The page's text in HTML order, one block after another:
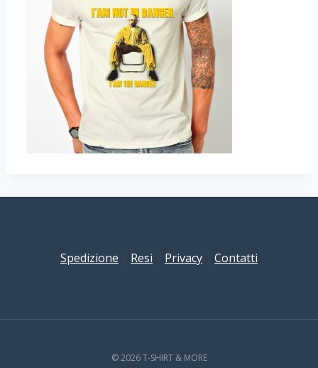
Spedizione Resi Privacy Contatti
© 2026 T-SHIRT & MORE